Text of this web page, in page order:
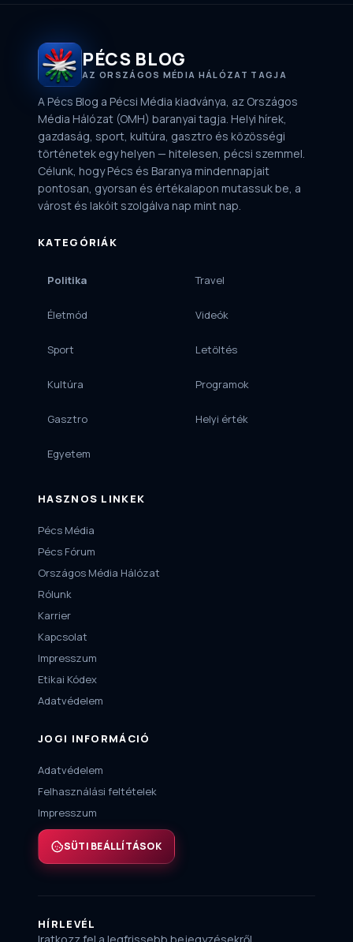
PÉCS BLOG
AZ ORSZÁGOS MÉDIA HÁLÓZAT TAGJA
A Pécs Blog a Pécsi Média kiadványa, az Országos
Média Hálózat (OMH) baranyai tagja. Helyi hírek,
gazdaság, sport, kultúra, gasztro és közösségi
történetek egy helyen — hitelesen, pécsi szemmel.
Célunk, hogy Pécs és Baranya mindennapjait
pontosan, gyorsan és értékalapon mutassuk be, a
várost és lakóit szolgálva nap mint nap.
KATEGÓRIÁK
Politika
Életmód
Sport
Kultúra
Gasztro
Egyetem
Travel
Videók
Letöltés
Programok
Helyi érték
HASZNOS LINKEK
Pécs Média
Pécs Fórum
Országos Média Hálózat
Rólunk
Karrier
Kapcsolat
Impresszum
Etikai Kódex
Adatvédelem
JOGI INFORMÁCIÓ
Adatvédelem
Felhasználási feltételek
Impresszum
SÜTI BEÁLLÍTÁSOK
HÍRLEVÉL